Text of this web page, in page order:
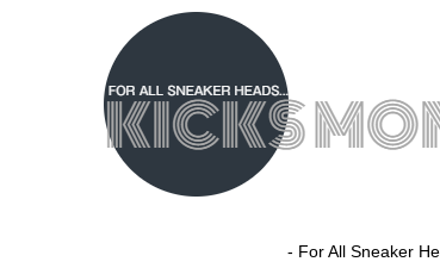
- For All Sneaker